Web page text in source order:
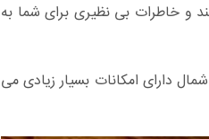
و خاطرات بی نظیری برای شما به
دارای امکانات بسیار زیادی می